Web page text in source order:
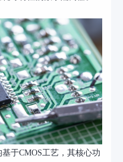
基于CMOS工艺，其核心功